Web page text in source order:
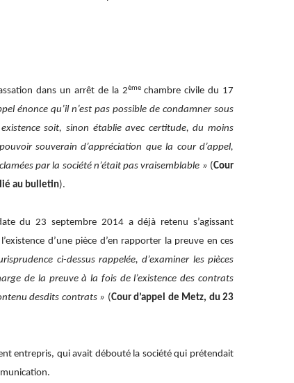
dans un arrêt de la 2èmechambre civile du 17
énonce qu’il n’est pas possible de condamner sous
soit, sinon établie avec certitude, du moins
souverain d’appréciation que la cour d’appel,
par la société n’était pas vraisemblable » (Cour
au bulletin).
du 23 septembre 2014 a déjà retenu s’agissant
d’une pièce d’en rapporter la preuve en ces
ci-dessus rappelée, d’examiner les pièces
de la preuve à la fois de l’existence des contrats
desdits contrats » (Cour d’appel de Metz, du 23
entrepris, qui avait débouté la société qui prétendait